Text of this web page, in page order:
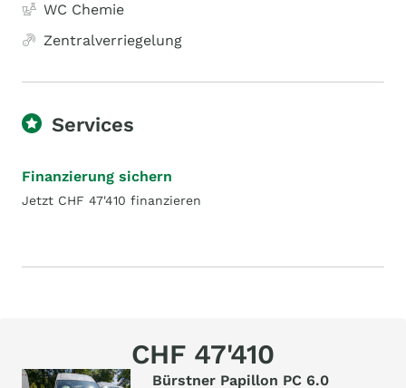
WC Chemie
Zentralverriegelung
Services
Finanzierung sichern
Jetzt CHF 47'410 finanzieren
CHF 47'410
Bürstner Papillon PC 6.0